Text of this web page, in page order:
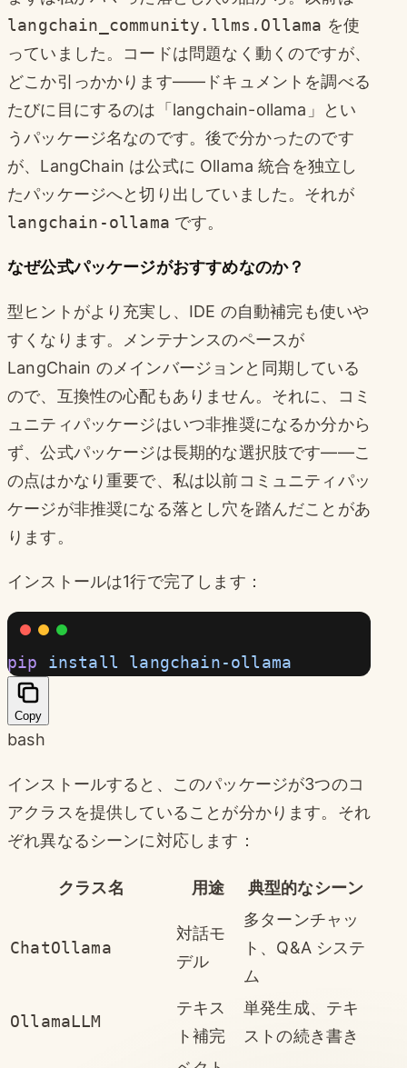
langchain_community.llms.Ollama を使
っていました。コードは問題なく動くのですが、
どこか引っかかります——ドキュメントを調べる
たびに目にするのは「langchain-ollama」とい
うパッケージ名なのです。後で分かったのです
が、LangChain は公式に Ollama 統合を独立し
たパッケージへと切り出していました。それが
langchain-ollama です。
なぜ公式パッケージがおすすめなのか？
型ヒントがより充実し、IDE の自動補完も使いや
すくなります。メンテナンスのペースが
LangChain のメインバージョンと同期している
ので、互換性の心配もありません。それに、コミ
ュニティパッケージはいつ非推奨になるか分から
ず、公式パッケージは長期的な選択肢です——こ
の点はかなり重要で、私は以前コミュニティパッ
ケージが非推奨になる落とし穴を踏んだことがあ
ります。
インストールは1行で完了します：
pip install langchain-ollama
Copy
bash
インストールすると、このパッケージが3つのコ
アクラスを提供していることが分かります。それ
ぞれ異なるシーンに対応します：
クラス名 用途 典型的なシーン
ChatOllama
対話モ
デル
多ターンチャッ
ト、Q&A システ
ム
OllamaLLM
テキス
ト補完
単発生成、テキ
ストの続き書き